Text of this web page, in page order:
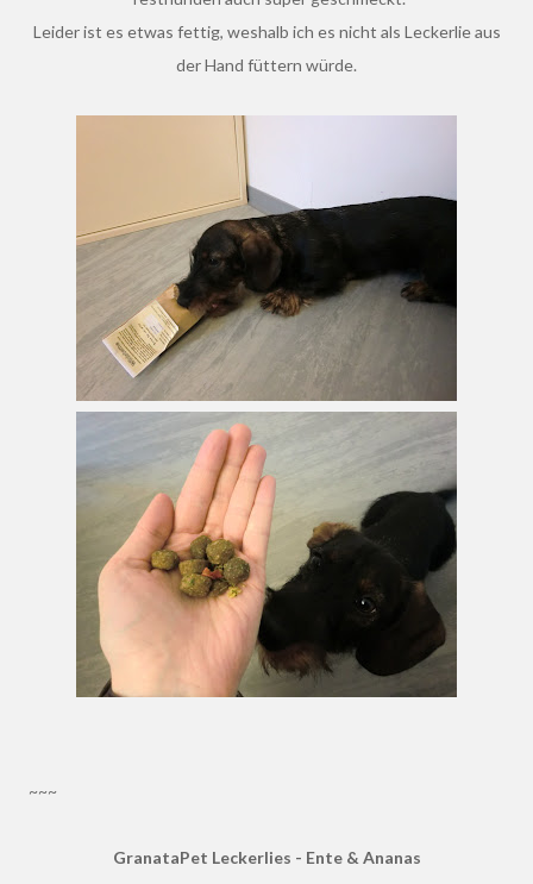
Leider ist es etwas fettig, weshalb ich es nicht als Leckerlie aus
der Hand füttern würde.
~~~
GranataPet Leckerlies - Ente & Ananas